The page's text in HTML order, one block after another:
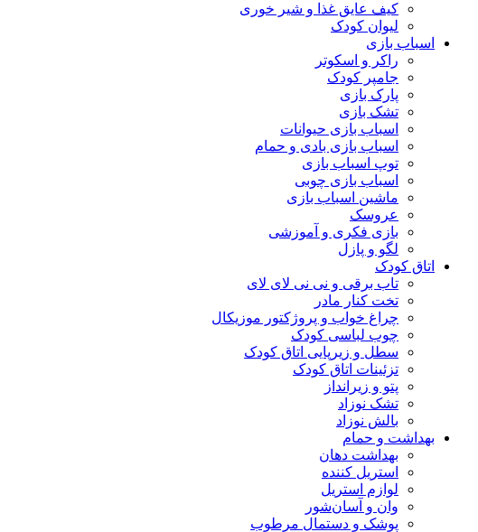
کیف عایق غذا و شیر خوری
لیوان کودک
اسباب بازی
راکر و اسکوتر
جامپر کودک
پارک بازی
تشک بازی
اسباب بازی حیوانات
اسباب بازی بادی و حمام
توپ اسباب بازی
اسباب بازی چوبی
ماشین اسباب بازی
عروسک
بازی فکری و آموزشی
لگو و پازل
اتاق کودک
تاب برقی و نی نی لای لای
تخت کنار مادر
چراغ خواب و پروژکتور موزیکال
چوب لباسی کودک
سطل و زیرپایی اتاق کودک
تزئینات اتاق کودک
پتو و زیرانداز
تشک نوزاد
بالش نوزاد
بهداشت و حمام
بهداشت دهان
استریل کننده
لوازم استریل
وان و آسان‌شور
پوشک و دستمال مرطوب